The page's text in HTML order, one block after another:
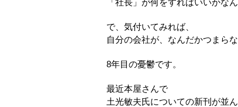
「社長」が何をすればいいかな
で、気付いてみれば、
自分の会社が、なんだかつまら
8年目の憂鬱です。
最近本屋さんで
土光敏夫氏についての新刊が並